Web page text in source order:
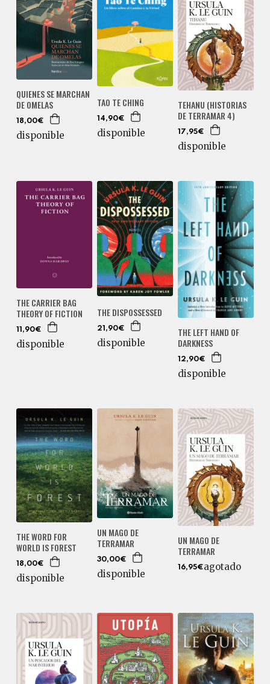
QUIENES SE MARCHAN
DE OMELAS
18,00€
disponible
TAO TE CHING
14,90€
disponible
TEHANU (HISTORIAS
DE TERRAMAR 4)
17,95€
disponible
THE CARRIER BAG
THEORY OF FICTION
11,90€
disponible
THE DISPOSSESSED
21,90€
disponible
THE LEFT HAND OF
DARKNESS
12,90€
disponible
THE WORD FOR
WORLD IS FOREST
18,00€
disponible
UN MAGO DE
TERRAMAR
30,00€
disponible
UN MAGO DE
TERRAMAR
16,95€agotado